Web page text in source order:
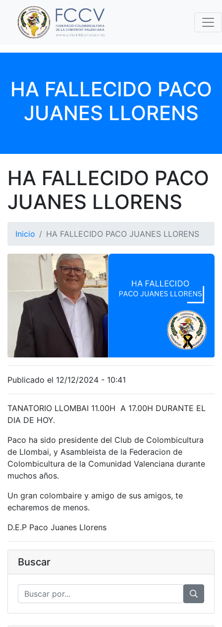
HA FALLECIDO PACO
JUANES LLORENS
HA FALLECIDO PACO
JUANES LLORENS
Inicio HA FALLECIDO PACO JUANES LLORENS
Publicado el 12/12/2024 - 10:41
TANATORIO LLOMBAI 11.00H A 17.00H DURANTE EL
DIA DE HOY.
Paco ha sido presidente del Club de Colombicultura
de Llombai, y Asambleista de la Federacion de
Colombicultura de la Comunidad Valenciana durante
muchos años.
Un gran colombaire y amigo de sus amigos, te
echaremos de menos.
D.E.P Paco Juanes Llorens
Buscar